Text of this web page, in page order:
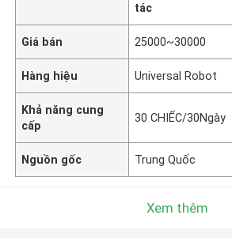
tác
Giá bán 25000~30000
Hàng hiệu Universal Robot
Khả năng cung
cấp
30 CHIẾC/30Ngày
Nguồn gốc Trung Quốc
Xem thêm